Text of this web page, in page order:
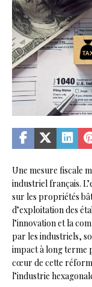
Une mesure fiscale
industriel français.
sur les propriétés
d’exploitation des
l’innovation et la
par les industriels,
impact à long terme
cœur de cette
l’industrie